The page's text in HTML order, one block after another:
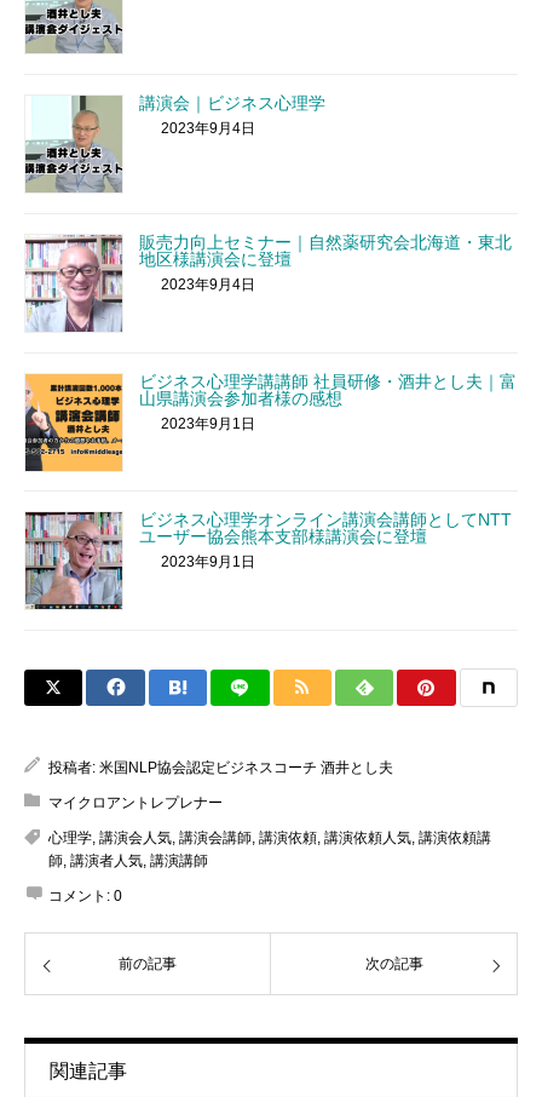
講演会｜ビジネス心理学
2023年9月4日
販売力向上セミナー｜自然薬研究会北海道・東北
地区様講演会に登壇
2023年9月4日
ビジネス心理学講講師 社員研修・酒井とし夫｜富
山県講演会参加者様の感想
2023年9月1日
ビジネス心理学オンライン講演会講師としてNTT
ユーザー協会熊本支部様講演会に登壇
2023年9月1日
投稿者: 米国NLP協会認定ビジネスコーチ 酒井とし夫
マイクロアントレプレナー
心理学, 講演会人気, 講演会講師, 講演依頼, 講演依頼人気, 講演依頼講
師, 講演者人気, 講演講師
コメント: 0
前の記事 次の記事
関連記事